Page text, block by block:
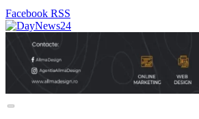
Facebook RSS